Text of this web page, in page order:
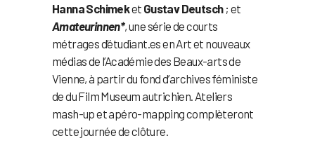
Hanna Schimeket Gustav Deutsch; et
Amateurinnen*, une série de courts
métrages d’étudiant.es en Art et nouveaux
médias de l’Académie des Beaux-arts de
Vienne, à partir du fond d’archives féministe
de du Film Museum autrichien. Ateliers
mash-up et apéro-mapping complèteront
cette journée de clôture.